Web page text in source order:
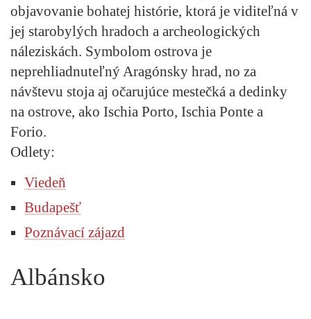
objavovanie bohatej histórie, ktorá je viditeľná v
jej starobylých hradoch a archeologických
náleziskách. Symbolom ostrova je
neprehliadnuteľný Aragónsky hrad, no za
návštevu stoja aj očarujúce mestečká a dedinky
na ostrove, ako Ischia Porto, Ischia Ponte a
Forio.
Odlety:
Viedeň
Budapešť
Poznávací zájazd
Albánsko